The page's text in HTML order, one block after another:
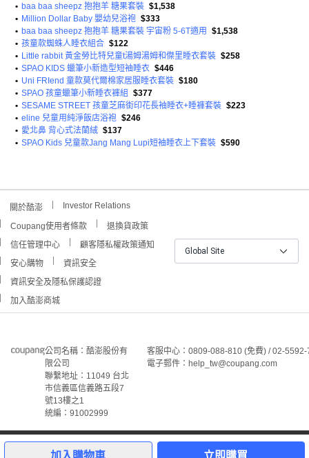
立即購買
6
• baa baa sheepz 抱抱羊 糖果套裝 $1,538
• Million Dollar Baby 嬰幼兒浴袍 $333
• baa baa sheepz 抱抱羊 糖果套裝 宇宙粉 5-6T適用
$1,538
• 孩童款蜘蛛人睡衣組合 $122
• Little rabbit 黃金勞比特兒童t湯姆湯姆和傑里睡衣套裝 $258
• SPAO KIDS 蠟筆小新造型短袖睡衣 $446
• Uni FRIend 童款莫代爾棉家居服睡衣套裝 $180
• SPAO 孩童蠟筆小新睡衣褲組
$377
• SESAME STREET 孩童芝麻街印花長袖睡衣+睡褲套裝 $223
• eline 兒童用純淨飯店浴袍 $246
• 愛北鼻 背心式法蘭絨 $137
• SPAO Kids 兒童款Jang Mang Lupi短袖睡衣上下套裝 $590
關於酷澎 Investor Relations
Coupang使用者條款
退換貨政策
信任管理中心
顧客隱私權政策通知
安心購物
資訊安全
資訊安全及隱私保護認證
加入酷澎商城
Global Site
公司名稱：酷澎股份有
限公司
聯繫地址：11049 台北
市信義區信義路五段7
號13樓之1
統編：91002999
客服中心：0809-088-810 (免費) / 02-
電子郵件：help_tw@coupang.com
©Coupang Taiwan Co., Ltd. 保留所有權利。
本網站上顯示的所有商標、標誌和服務標誌均為酷澎股份有